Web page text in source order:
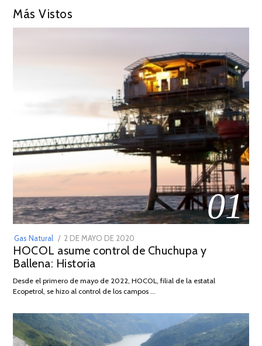
Más Vistos
01
Gas Natural
POSTED
ON
2 DE MAYO DE 2020
DE
2026
HOCOL asume control de Chuchupa y
Ballena: Historia
Desde el primero de mayo de 2022, HOCOL, filial de la estatal
Ecopetrol, se hizo al control de los campos …